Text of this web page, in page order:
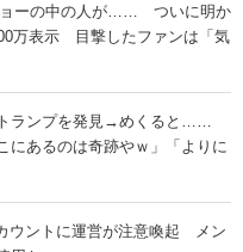
ョーの中の人が…… ついに明か
万表示 目撃したファンは「気
トランプを発見→めくると……
にあるのは奇跡やｗ」「よりに
ウントに運営が注意喚起 メン